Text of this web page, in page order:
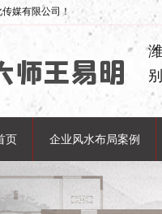
媒有限公司！
页 企业风水布局案例